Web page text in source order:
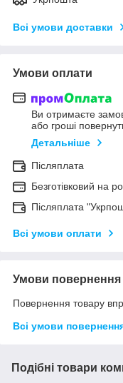
Всі умови доставки
Умови оплати
Ви отримаєте
або гроші
Детальніше
Післяплата
Безготівковий на
Післяплата
Всі умови оплати
Умови повернення
Повернення товару
Всі умови
Подібні товари